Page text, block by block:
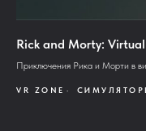
Rick and Morty:
Приключения Рика и Морти в
VR ZONE